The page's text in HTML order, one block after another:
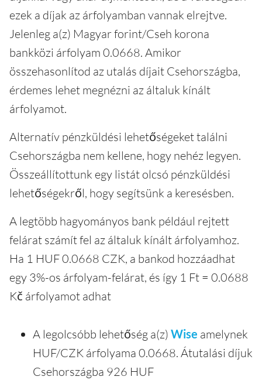
ezek a díjak az árfolyamban vannak elrejtve.
Jelenleg a(z) Magyar forint/Cseh korona
bankközi árfolyam 0.0668. Amikor
összehasonlítod az utalás díjait Csehországba,
érdemes lehet megnézni az általuk kínált
árfolyamot.
Alternatív pénzküldési lehetőségeket találni
Csehországba nem kellene, hogy nehéz legyen.
Összeállítottunk egy listát olcsó pénzküldési
lehetőségekről, hogy segítsünk a keresésben.
A legtöbb hagyományos bank például rejtett
felárat számít fel az általuk kínált árfolyamhoz.
Ha 1 HUF 0.0668 CZK, a bankod hozzáadhat
egy 3%-os árfolyam-felárat, és így 1 Ft = 0.0688
Kč árfolyamot adhat
A legolcsóbb lehetőség a(z) Wise amelynek
HUF/CZK árfolyama 0.0668. Átutalási díjuk
Csehországba 926 HUF